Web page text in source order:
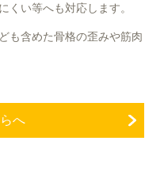
くい等へも対応します。
も含めた骨格の歪みや筋肉
へ